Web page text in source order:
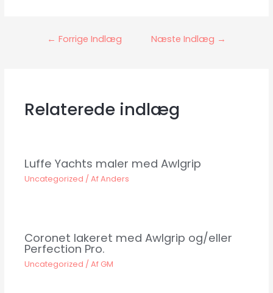
Indlægsnavigation
← Forrige Indlæg Næste Indlæg →
Relaterede indlæg
Luffe Yachts maler med Awlgrip
Uncategorized / AfAnders
Coronet lakeret med Awlgrip og/eller
Perfection Pro.
Uncategorized / Af GM